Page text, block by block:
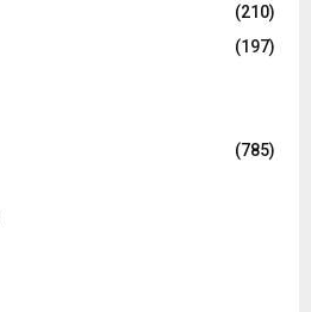
(210)
(197)
(785)